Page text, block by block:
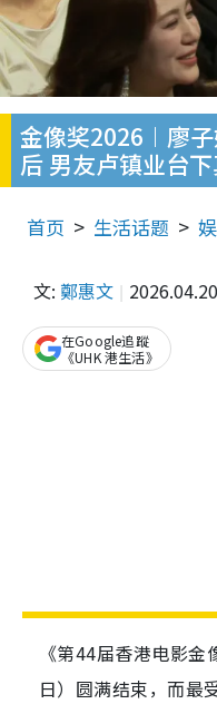
金像奖2026︱廖
后 男友卢镇业台
首页 生活话题
文: 鄭惠文 2026.04.20
在Google追蹤
《UHK 港生活》
《第44届香港电影
日）圆满结束，而最